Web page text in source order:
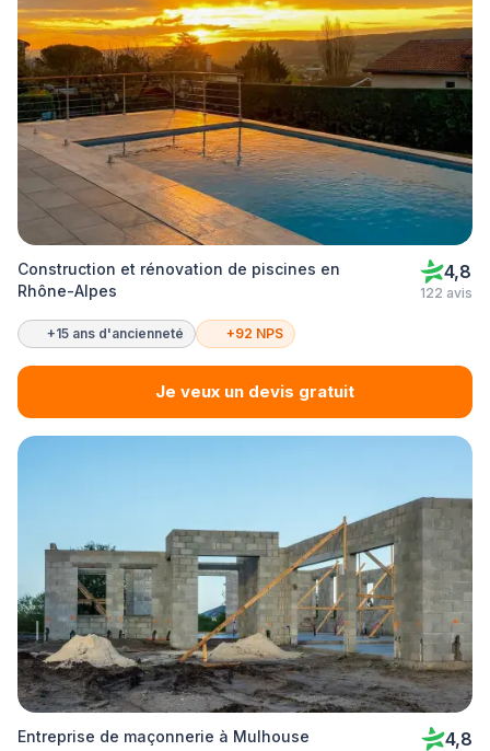
Construction et rénovation de piscines en
Rhône-Alpes
4,8
122 avis
+15 ans d'ancienneté +92 NPS
Je veux un devis gratuit
Entreprise de maçonnerie à Mulhouse 4,8